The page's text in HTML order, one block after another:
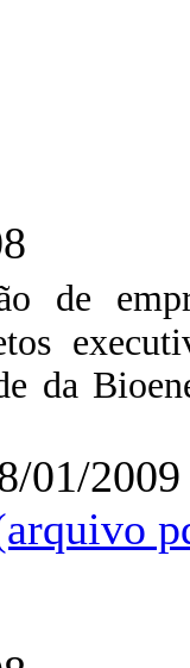
de
da
01/2009